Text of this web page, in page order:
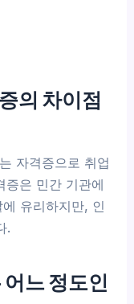
의 차이점
자격증으로 취업
증은 민간 기관에
유리하지만, 인
.
느 정도인